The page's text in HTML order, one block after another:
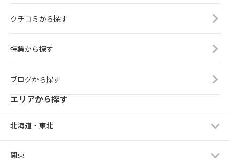
クチコミから探す
特集から探す
ブログから探す
エリアから探す
北海道・東北
関東